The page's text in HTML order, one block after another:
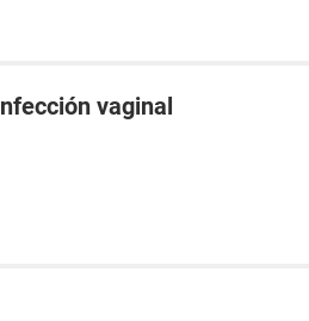
vaginal